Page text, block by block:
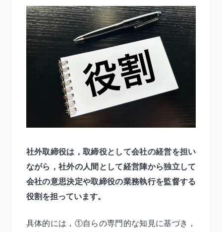
社外取締役は，取締役として会社の経営を担い
ながら，社外の人間として経営陣から独立して
会社の意思決定や取締役の業務執行を監督する
役割を担っています。
具体的には，①自らの専門的な知見に基づき，